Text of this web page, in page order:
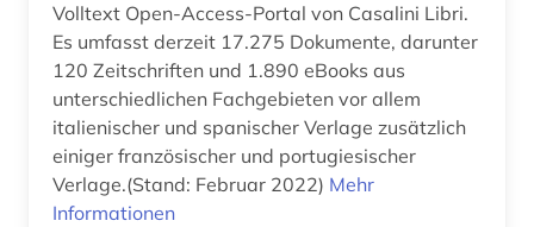
indien (1)
industrie (1)
industriedesign (1)
informatik (3)
informations- und
Volltext Open-Access-Portal von Casalini Libri.
Es umfasst derzeit 17.275 Dokumente, darunter
120 Zeitschriften und 1.890 eBooks aus
unterschiedlichen Fachgebieten vor allem
italienischer und spanischer Verlage zusätzlich
einiger französischer und portugiesischer
Verlage.(Stand: Februar 2022) Mehr
Informationen